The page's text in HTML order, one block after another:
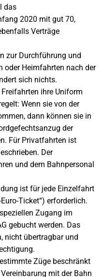
das
2020 mit gut 70,
Verträge
zur Durchführung und
oder Heimfahrten nach der
sich nichts.
ihre Uniform
Wenn sie von der
dann können sie in
der
Für Privatfahrten ist
Der
und dem Bahnpersonal
ist für jede Einzelfahrt
Ticket“) erforderlich.
Zugang im
gebucht werden. Das
nicht übertragbar und
Züge beschränkt
mit der Bahn